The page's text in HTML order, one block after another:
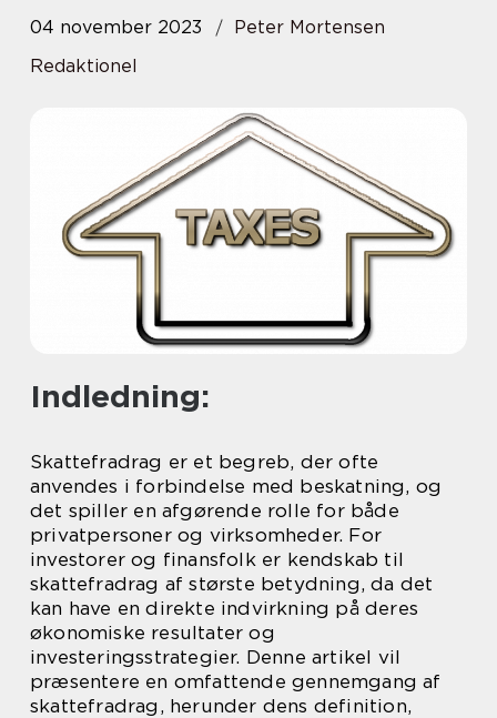
04 november 2023
Peter Mortensen
Redaktionel
Indledning:
Skattefradrag er et begreb, der ofte
anvendes i forbindelse med beskatning, og
det spiller en afgørende rolle for både
privatpersoner og virksomheder. For
investorer og finansfolk er kendskab til
skattefradrag af største betydning, da det
kan have en direkte indvirkning på deres
økonomiske resultater og
investeringsstrategier. Denne artikel vil
præsentere en omfattende gennemgang af
skattefradrag, herunder dens definition,